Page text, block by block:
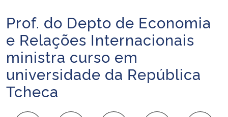
Ministério da Infraestrutura
Ministério da Agricultura, Pecuária e Abastecimento
Ministério da Educação
Ministério da Cidadania
Início do conteúdo
Prof. do Depto de Economia
e Relações Internacionais
ministra curso em
universidade da República
Tcheca